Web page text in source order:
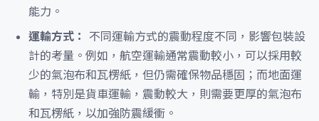
能力。
運輸方式：
不同運輸方式的震動程度不同，影響包裝設
計的考量。例如，航空運輸通常震動較小，可以採用較
少的氣泡布和瓦楞紙，但仍需確保物品穩固；而地面運
輸，特別是貨車運輸，震動較大，則需要更厚的氣泡布
和瓦楞紙，以加強防震緩衝。